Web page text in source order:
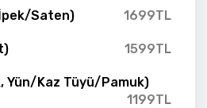
Saten) 1699TL
1599TL
Yün/Kaz Tüyü/Pamuk)
1199TL